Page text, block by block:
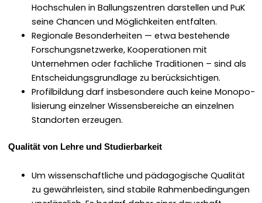
Hochschulen in Bal­lungszen­tren darstellen und PuK
seine Chan­cen und Möglichkeit­en ent­fal­ten.
Regionale Beson­der­heit­en — etwa beste­hende
Forschungsnet­zw­erke, Koop­er­a­tio­nen mit
Unternehmen oder fach­liche Tra­di­tio­nen – sind als
Entschei­dungs­grund­lage zu berück­sichti­gen.
Pro­fil­bil­dung darf ins­beson­dere auch keine Monop­o­
lisierung einzel­ner Wis­sens­bere­iche an einzel­nen
Stan­dorten erzeu­gen.
Qual­ität von Lehre und Studier­barkeit
Um wis­senschaftliche und päd­a­gogis­che Qual­ität
zu gewährleis­ten, sind sta­bile Rah­menbe­din­gun­gen